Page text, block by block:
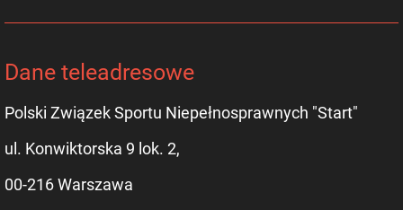
Dane teleadresowe
Polski Związek Sportu Niepełnosprawnych "Start"
ul. Konwiktorska 9 lok. 2,
00-216 Warszawa